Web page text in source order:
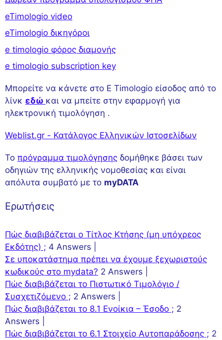
eTimologio video
eTimologio δικηγόροι
e timologio φόρος διαμονής
e timologio subscription key
Μπορείτε να κάνετε στο E Timologio είσοδος από το
λίνκ εδώ και να μπείτε στην εφαρμογή για
ηλεκτρονική τιμολόγηση .
Weblist.gr - Κατάλογος Ελληνικών Ιστοσελίδων
Το πρόγραμμα τιμολόγησης δομήθηκε βάσει των
οδηγιών της ελληνικής νομοθεσίας και είναι
απόλυτα συμβατό με το myDATA
Ερωτήσεις
Πώς διαβιβάζεται ο Τίτλος Κτήσης (μη υπόχρεος
Εκδότης) ; 4 Answers
Σε υποκατάστημα πρέπει να έχουμε ξεχωριστούς
κωδικούς στο mydata? 2 Answers
Πώς διαβιβάζεται το Πιστωτικό Τιμολόγιο /
Συσχετιζόμενο ; 2 Answers
Πώς διαβιβάζεται το 8.1 Ενοίκια – Έσοδο ; 2
Answers
Πώς διαβιβάζεται το 6.1 Στοιχείο Αυτοπαράδοσης ; 2